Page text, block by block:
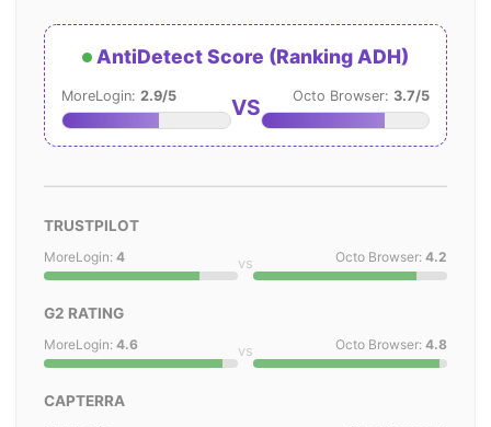
AntiDetect Score (Ranking ADH)
MoreLogin: 2.9/5 VS Octo Browser: 3.7/5
TRUSTPILOT
MoreLogin: 4 vs Octo Browser: 4.2
G2 RATING
MoreLogin: 4.6 vs Octo Browser: 4.8
CAPTERRA